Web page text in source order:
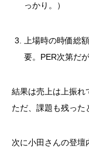
っかり。）
上場時の時価総
要。PER次第だ
結果は売上は上振れ
ただ、課題も残った
次に小田さんの登壇